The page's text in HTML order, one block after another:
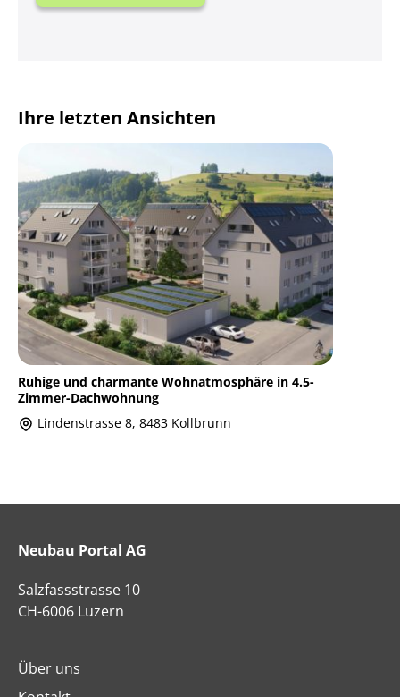
Ihre letzten Ansichten
Ruhige und charmante Wohnatmosphäre in 4.5-
Zimmer-Dachwohnung
Lindenstrasse 8, 8483 Kollbrunn
Neubau Portal AG
Salzfassstrasse 10
CH-6006 Luzern
Über uns